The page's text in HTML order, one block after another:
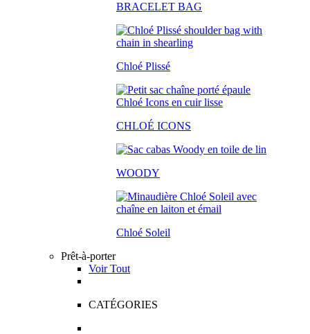
BRACELET BAG
Chloé Plissé
CHLOÉ ICONS
WOODY
Chloé Soleil
Prêt-à-porter
Voir Tout
CATÉGORIES